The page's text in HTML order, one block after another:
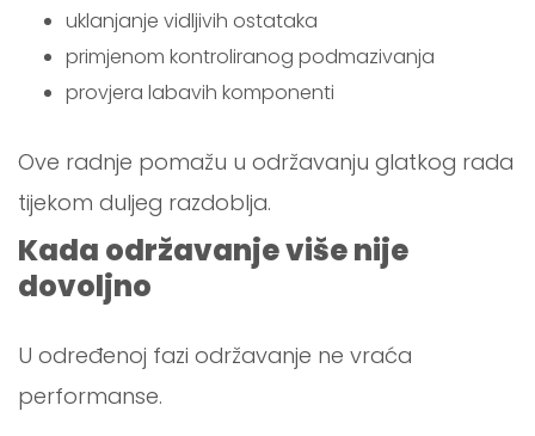
uklanjanje vidljivih ostataka
primjenom kontroliranog podmazivanja
provjera labavih komponenti
Ove radnje pomažu u održavanju glatkog rada
tijekom duljeg razdoblja.
Kada održavanje više nije
dovoljno
U određenoj fazi održavanje ne vraća
performanse.